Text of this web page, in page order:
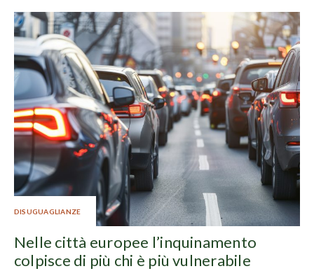
DISUGUAGLIANZE
Nelle città europee l’inquinamento
colpisce di più chi è più vulnerabile